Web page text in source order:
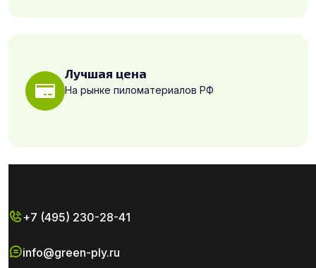
Лучшая цена
На рынке пиломатериалов РФ
+7 (495) 230-28-41
info@green-ply.ru